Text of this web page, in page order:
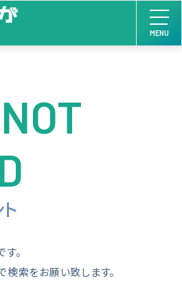
MENU
。
検索をお願い致します。